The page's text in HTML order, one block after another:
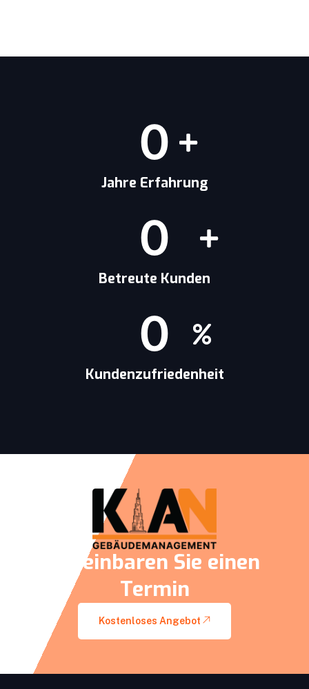
Jahre Erfahrung
0
Betreute Kunden
0
Kundenzufriedenheit
0
Vereinbaren Sie einen
Termin
Kostenloses Angebot